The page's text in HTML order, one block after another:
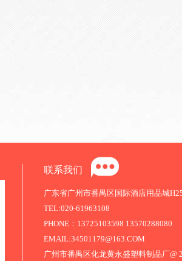
联系我们
广东省广州市番禺区国际酒店用品城
TEL:020-61963108
PHONE：13725103598 13570288080
EMAIL:34501179@163.COM
广州市番禺区化龙黄永盛塑料制品厂@